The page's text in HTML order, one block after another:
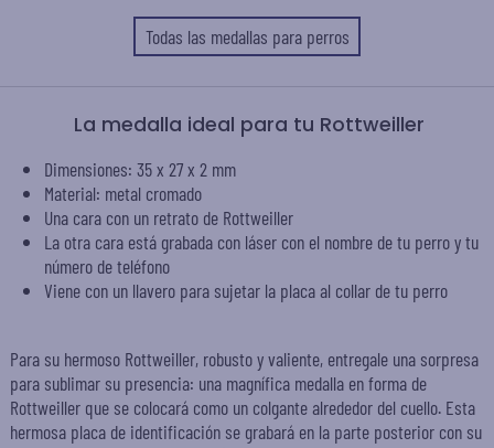
Todas las medallas para perros
La medalla ideal para tu Rottweiller
Dimensiones: 35 x 27 x 2 mm
Material: metal cromado
Una cara con un retrato de Rottweiller
La otra cara está grabada con láser con el nombre de tu perro y tu
número de teléfono
Viene con un llavero para sujetar la placa al collar de tu perro
Para su hermoso Rottweiller, robusto y valiente, entregale una sorpresa
para sublimar su presencia: una magnífica medalla en forma de
Rottweiller que se colocará como un colgante alrededor del cuello. Esta
hermosa placa de identificación se grabará en la parte posterior con su